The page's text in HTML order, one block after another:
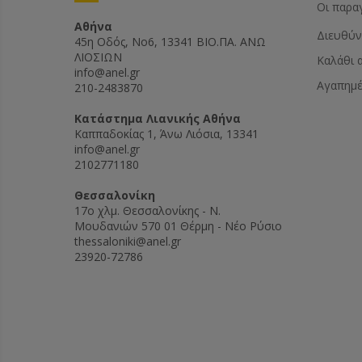
Αθήνα
45η Οδός, Νο6, 13341 ΒΙΟ.ΠΑ. ΑΝΩ
ΛΙΟΣΙΩΝ
info@anel.gr
210-2483870
Kατάστημα Λιανικής Αθήνα
Καππαδοκίας 1, Άνω Λιόσια, 13341
info@anel.gr
2102771180
Θεσσαλονίκη
17ο χλμ. Θεσσαλονίκης - Ν.
Μουδανιών 570 01 Θέρμη - Νέο Ρύσιο
thessaloniki@anel.gr
23920-72786
Οι
Καλάθι